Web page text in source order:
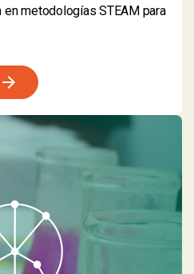
metodologías STEAM para
arrow_forward